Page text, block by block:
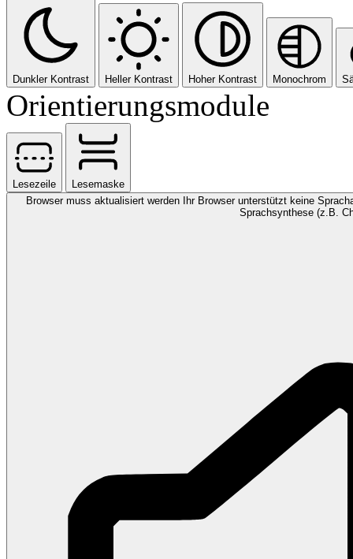
Dunkler Kontrast Heller Kontrast Hoher Kontrast Monochrom
Orientierungsmodule
Lesezeile
Lesemaske
Browser muss aktualisiert werden Ihr Browser unterstützt keine
Sprachsynthese (z.B.